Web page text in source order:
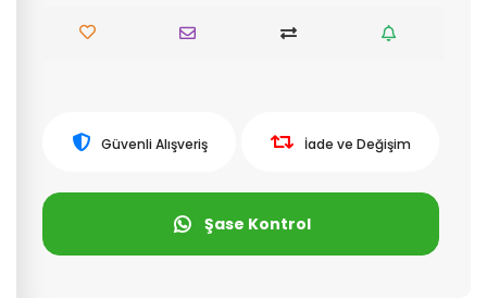
Güvenli Alışveriş İade ve Değişim
Şase Kontrol